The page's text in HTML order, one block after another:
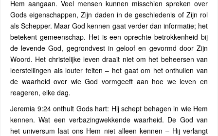
Hem aangaan. Veel mensen kunnen misschien spreken over
Gods eigenschappen, Zijn daden in de geschiedenis of Zijn rol
als Schepper. Maar God kennen gaat verder dan informatie; het
betekent gemeenschap. Het is een oprechte betrokkenheid bij
de levende God, gegrondvest in geloof en gevormd door Zijn
Woord. Het christelijke leven draait niet om het beheersen van
leerstellingen als louter feiten – het gaat om het onthullen van
de waarheid over wie God vormgeeft aan hoe we leven en
reageren, elke dag.
Jeremia 9:24 onthult Gods hart: Hij schept behagen in wie Hem
kennen. Wat een verbazingwekkende waarheid. De God van
het universum laat ons Hem niet alleen kennen – Hij verlangt